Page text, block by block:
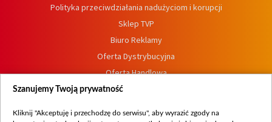
Polityka przeciwdziałania nadużyciom i korupcji
Sklep TVP
Biuro Reklamy
Oferta Dystrybucyjna
Oferta Handlowa
Dostępność
Szanujemy Twoją prywatność
Kliknij "Akceptuję i przechodzę do serwisu", aby wyrazić zgody na